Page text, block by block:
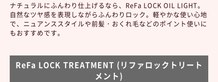
ナチュラルにふんわり仕上げるなら、ReFa LOCK OIL LIGHT。
自然なツヤ感を表現しながらふんわりロック。軽やかな使い心地
で、ニュアンススタイルや前髪・おくれ毛などのポイント使いに
もおすすめです。
ReFa LOCK TREATMENT (リファロックトリート
メント)